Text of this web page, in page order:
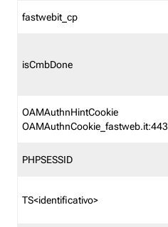
fastwebit_cp
isCmbDone
OAMAuthnHintCookie
OAMAuthnCookie_fastweb.it:443
PHPSESSID
TS<identificativo>